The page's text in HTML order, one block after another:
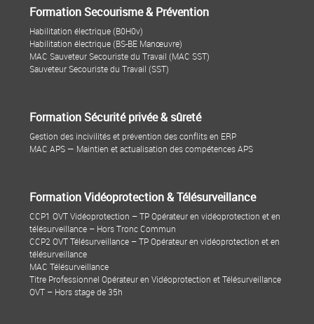
Formation Secourisme & Prévention
Habilitation électrique (B0H0v)
Habilitation électrique (BS-BE Manœuvre)
MAC Sauveteur Secouriste du Travail (MAC SST)
Sauveteur Secouriste du Travail (SST)
Formation Sécurité privée & sûreté
Gestion des incivilités et prévention des conflits en ERP
MAC APS — Maintien et actualisation des compétences APS
Formation Vidéoprotection & Télésurveillance
CCP1 OVT Vidéoprotection – TP Opérateur en vidéoprotection et en
télésurveillance – Hors Tronc Commun
CCP2 OVT Télésurveillance – TP Opérateur en vidéoprotection et en
télésurveillance
MAC Télésurveillance
Titre Professionnel Opérateur en Vidéoprotection et Télésurveillance
OVT – Hors stage de 35h